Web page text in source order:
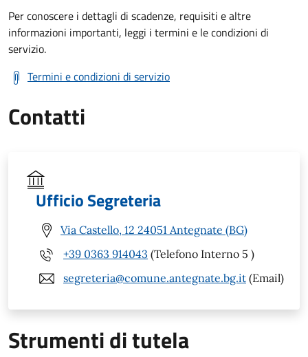
Per conoscere i dettagli di scadenze, requisiti e altre
informazioni importanti, leggi i termini e le condizioni di
servizio.
Termini e condizioni di servizio
Contatti
Ufficio Segreteria
Via Castello, 12 24051 Antegnate (BG)
+39 0363 914043 (Telefono Interno 5 )
segreteria@comune.antegnate.bg.it (Email)
Strumenti di tutela